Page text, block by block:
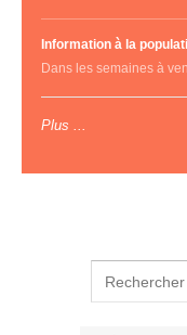
Information à la
Dans les semaines à
Plus ...